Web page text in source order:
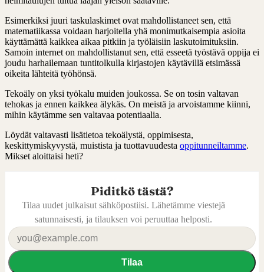
Esimerkiksi juuri taskulaskimet ovat mahdollistaneet sen, että
matematiikassa voidaan harjoitella yhä monimutkaisempia asioita
käyttämättä kaikkea aikaa pitkiin ja työläisiin laskutoimituksiin.
Samoin internet on mahdollistanut sen, että esseetä työstävä oppija ei
joudu harhailemaan tuntitolkulla kirjastojen käytävillä etsimässä
oikeita lähteitä työhönsä.
Tekoäly on yksi työkalu muiden joukossa. Se on tosin valtavan
tehokas ja ennen kaikkea älykäs. On meistä ja arvoistamme kiinni,
mihin käytämme sen valtavaa potentiaalia.
Löydät valtavasti lisätietoa tekoälystä, oppimisesta,
keskittymiskyvystä, muistista ja tuottavuudesta oppitunneiltamme.
Mikset aloittaisi heti?
Piditkö tästä?
Tilaa uudet julkaisut sähköpostiisi. Lähetämme viestejä
satunnaisesti, ja tilauksen voi peruuttaa helposti.
Tilaa